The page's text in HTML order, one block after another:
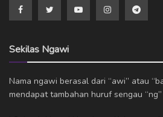
Sekilas Ngawi
Nama ngawi berasal dari “awi” atau
mendapat tambahan huruf sengau “ng”